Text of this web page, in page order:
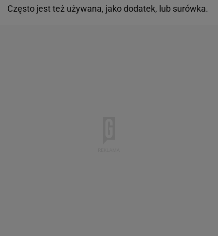
Często jest też używana, jako dodatek, lub surówka.